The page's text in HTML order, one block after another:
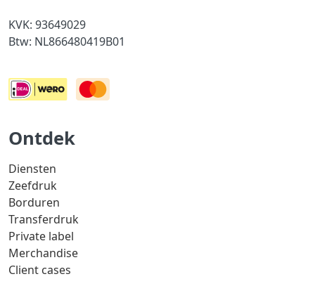
KVK: 93649029
Btw: NL866480419B01
Ontdek
Diensten
Zeefdruk
Borduren
Transferdruk
Private label
Merchandise
Client cases